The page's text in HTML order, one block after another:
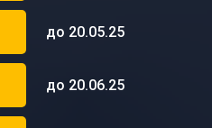
до 20.05.25
до 20.06.25